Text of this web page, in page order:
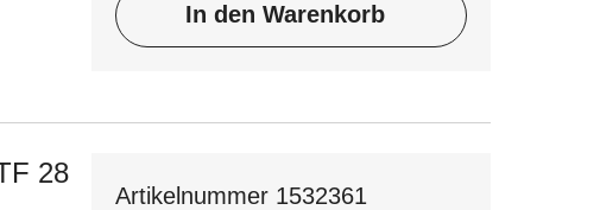
In den Warenkorb
28
Artikelnummer 1532361